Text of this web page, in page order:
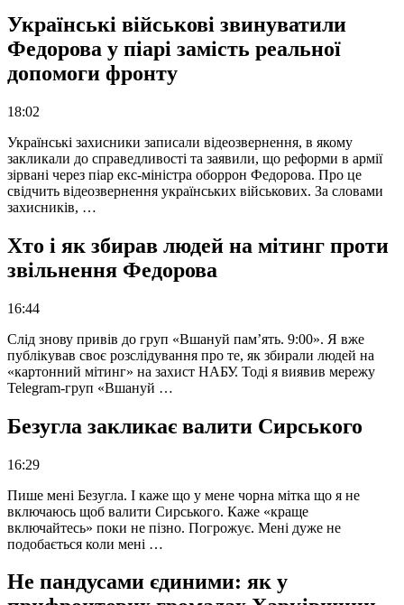
Українські військові звинуватили
Федорова у піарі замість реальної
допомоги фронту
18:02
Українські захисники записали відеозвернення, в якому
закликали до справедливості та заявили, що реформи в армії
зірвані через піар екс-міністра оборрон Федорова. Про це
свідчить відеозвернення українських військових. За словами
захисників, …
Хто і як збирав людей на мітинг проти
звільнення Федорова
16:44
Слід знову привів до груп «Вшануй пам’ять. 9:00». Я вже
публікував своє розслідування про те, як збирали людей на
«картонний мітинг» на захист НАБУ. Тоді я виявив мережу
Telegram-груп «Вшануй …
Безугла закликає валити Сирського
16:29
Пише мені Безугла. І каже що у мене чорна мітка що я не
включаюсь щоб валити Сирського. Каже «краще
включайтесь» поки не пізно. Погрожує. Мені дуже не
подобається коли мені …
Не пандусами єдиними: як у